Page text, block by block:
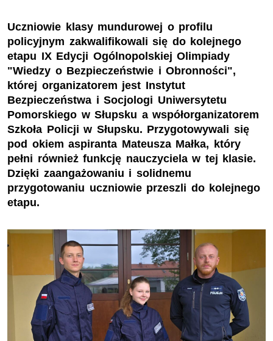
Uczniowie klasy mundurowej o profilu
policyjnym zakwalifikowali się do kolejnego
etapu IX Edycji Ogólnopolskiej Olimpiady
"Wiedzy o Bezpieczeństwie i Obronności",
której organizatorem jest Instytut
Bezpieczeństwa i Socjologi Uniwersytetu
Pomorskiego w Słupsku a współorganizatorem
Szkoła Policji w Słupsku. Przygotowywali się
pod okiem aspiranta Mateusza Małka, który
pełni również funkcję nauczyciela w tej klasie.
Dzięki zaangażowaniu i solidnemu
przygotowaniu uczniowie przeszli do kolejnego
etapu.